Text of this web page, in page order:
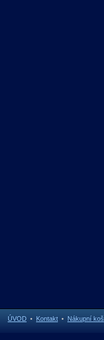
ÚVOD • Kontakt • Nákupní koš